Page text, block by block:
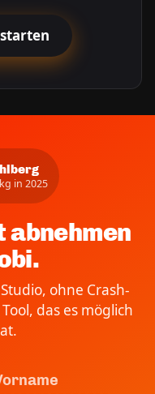
in 2025
ohne Crash-
das es möglich